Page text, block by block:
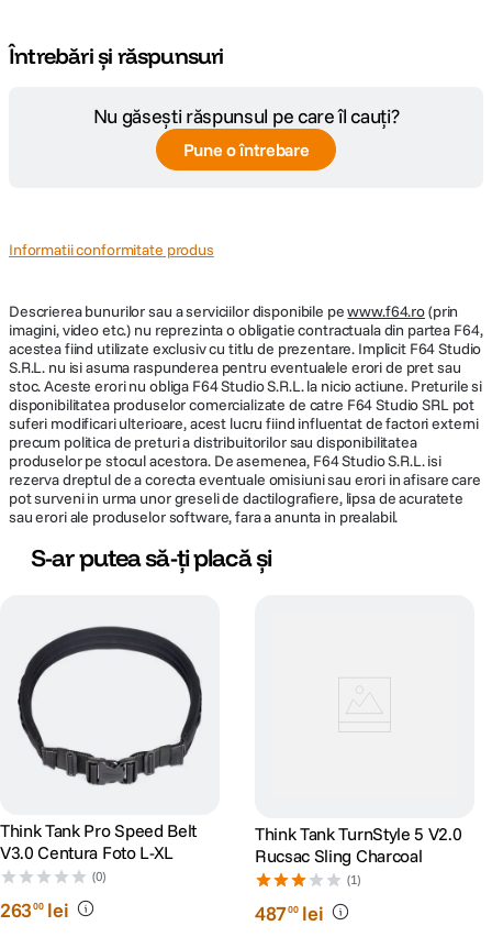
Întrebări și răspunsuri
Nu găsești răspunsul pe care îl cauți?
Pune o întrebare
Informatii conformitate produs
Descrierea bunurilor sau a serviciilor disponibile pewww.f64.ro(prin
imagini, video etc.) nu reprezinta o obligatie contractuala din partea F64,
acestea fiind utilizate exclusiv cu titlu de prezentare. Implicit F64 Studio
S.R.L. nu isi asuma raspunderea pentru eventualele erori de pret sau
stoc. Aceste erori nu obliga F64 Studio S.R.L. la nicio actiune. Preturile si
disponibilitatea produselor comercializate de catre F64 Studio SRL pot
suferi modificari ulterioare, acest lucru fiind influentat de factori externi
precum politica de preturi a distribuitorilor sau disponibilitatea
produselor pe stocul acestora. De asemenea, F64 Studio S.R.L. isi
rezerva dreptul de a corecta eventuale omisiuni sau erori in afisare care
pot surveni in urma unor greseli de dactilografiere, lipsa de acuratete
sau erori ale produselor software, fara a anunta in prealabil.
S-ar putea să-ți placă și
Think Tank Pro Speed Belt
V3.0 Centura Foto L-XL
(0)
26300 lei
Think Tank TurnStyle 5 V2.0
Rucsac Sling Charcoal
(1)
48700 lei